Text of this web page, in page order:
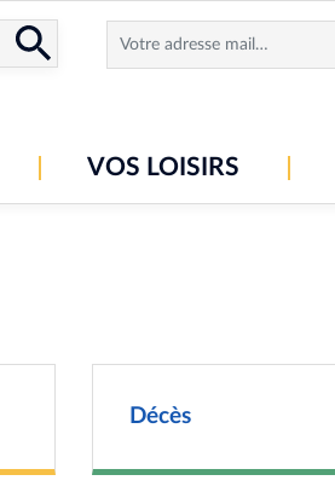
VOS LOISIRS
Décès